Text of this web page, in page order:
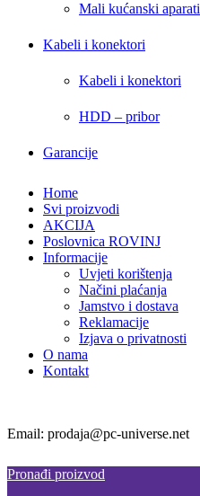
Mali kućanski aparati
Kabeli i konektori
Kabeli i konektori
HDD – pribor
Garancije
Home
Svi proizvodi
AKCIJA
Poslovnica ROVINJ
Informacije
Uvjeti korištenja
Načini plaćanja
Jamstvo i dostava
Reklamacije
Izjava o privatnosti
O nama
Kontakt
Email: prodaja@pc-universe.net
Pronađi proizvod